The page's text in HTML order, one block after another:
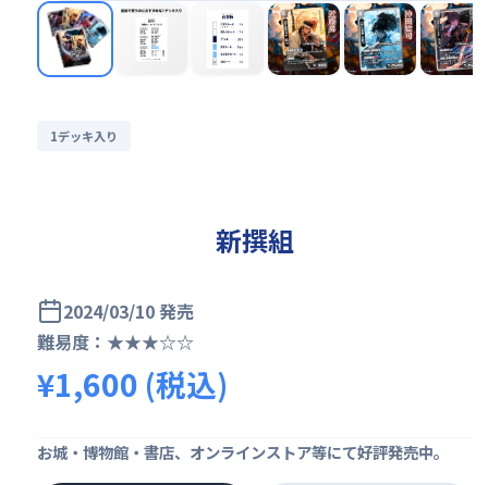
1デッキ入り
新撰組
2024/03/10 発売
難易度：★★★☆☆
¥1,600 (税込)
お城・博物館・書店、オンラインストア等にて好評発売中。